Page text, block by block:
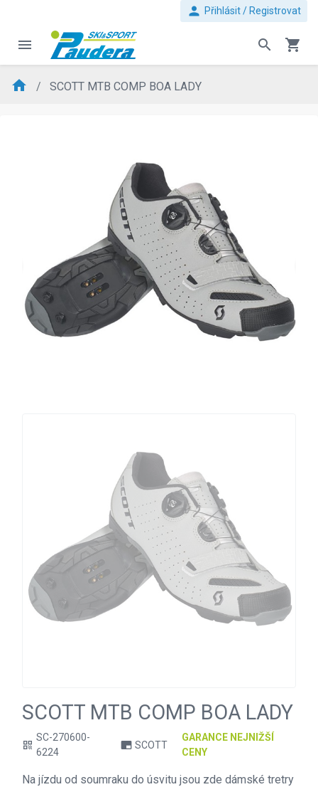
person Přihlásit / Registrovat
menu search shopping_cart
home SCOTT MTB COMP BOA LADY
SCOTT MTB COMP BOA LADY
qr_code
SC-270600-
6224
branding_watermark SCOTT
GARANCE NEJNIŽŠÍ
CENY
Na jízdu od soumraku do úsvitu jsou zde dámské tretry